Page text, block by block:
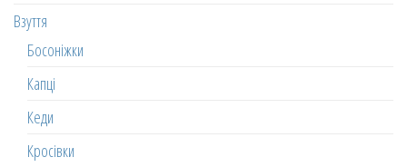
Взуття
Босоніжки
Капці
Кеди
Кросівки